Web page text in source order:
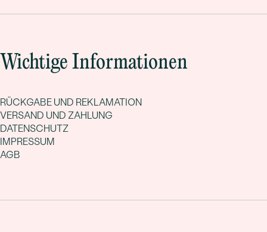
Wichtige Informationen
RÜCKGABE UND REKLAMATION
VERSAND UND ZAHLUNG
DATENSCHUTZ
IMPRESSUM
AGB